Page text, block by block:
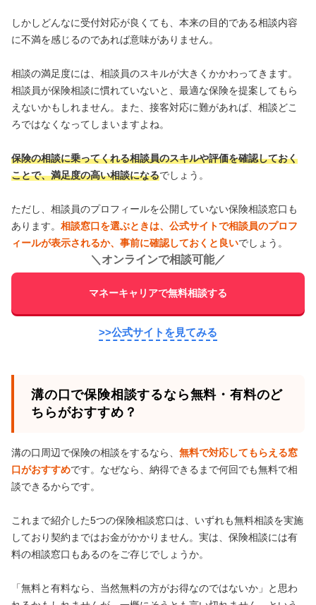
しかしどんなに受付対応が良くても、本来の目的である相談内容
に不満を感じるのであれば意味がありません。
相談の満足度には、相談員のスキルが大きくかかわってきます。
相談員が保険相談に慣れていないと、最適な保険を提案してもら
えないかもしれません。また、接客対応に難があれば、相談どこ
ろではなくなってしまいますよね。
保険の相談に乗ってくれる相談員のスキルや評価を確認しておく
ことで、満足度の高い相談になるでしょう。
ただし、相談員のプロフィールを公開していない保険相談窓口も
あります。 相談窓口を選ぶときは、公式サイトで相談員のプロフ
ィールが表示されるか、事前に確認しておくと良いでしょう。
＼ オンラインで相談可能／
マネーキャリアで無料相談する
>>公式サイトを見てみる
溝の口で保険相談するなら無料・有料のど
ちらがおすすめ？
溝の口周辺で保険の相談をするなら、 無料で対応してもらえる窓
口がおすすめです。なぜなら、納得できるまで何回でも無料で相
談できるからです。
これまで紹介した5つの保険相談窓口は、いずれも無料相談を実施
しており契約まではお金がかかりません。実は、保険相談には有
料の相談窓口もあるのをご存じでしょうか。
「無料と有料なら、当然無料の方がお得なのではないか」と思わ